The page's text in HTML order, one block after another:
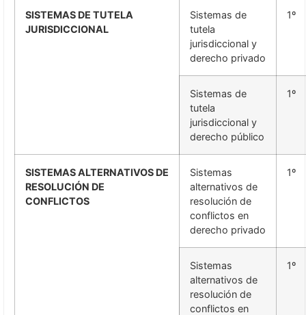
SISTEMAS DE TUTELA
JURISDICCIONAL
Sistemas de
tutela
jurisdiccional y
derecho privado
1º
Sistemas de
tutela
jurisdiccional y
derecho público
1º
SISTEMAS ALTERNATIVOS DE
RESOLUCIÓN DE
CONFLICTOS
Sistemas
alternativos de
resolución de
conflictos en
derecho privado
1º
Sistemas
alternativos de
resolución de
conflictos en
1º